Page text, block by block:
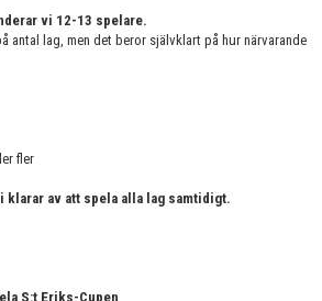
vi 12-13 spelare.
antal lag, men det beror självklart på hur närvarande
fler
klarar av att spela alla lag samtidigt.
S:t Eriks-Cupen